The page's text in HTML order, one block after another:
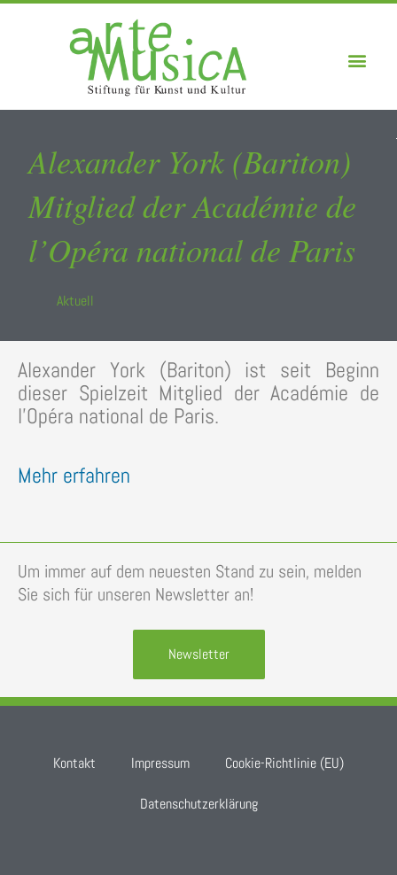
Alexander York (Bariton)
Mitglied der Académie de
l’Opéra national de Paris
Aktuell
Alexander York (Bariton) ist seit Beginn
dieser Spielzeit Mitglied der Académie de
l’Opéra national de Paris.
Mehr erfahren
Um immer auf dem neuesten Stand zu sein, melden
Sie sich für unseren Newsletter an!
Newsletter
Kontakt Impressum Cookie-Richtlinie (EU)
Datenschutzerklärung